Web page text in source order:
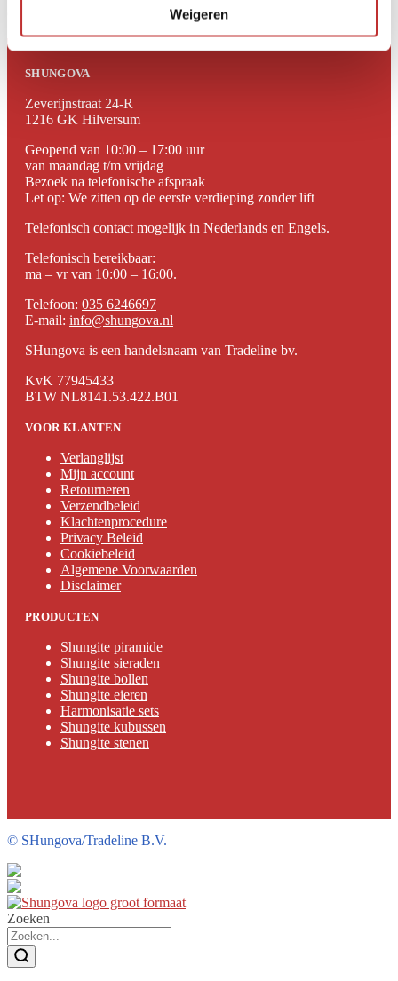
Weigeren
SHUNGOVA
Zeverijnstraat 24-R
1216 GK Hilversum
Geopend van 10:00 – 17:00 uur
van maandag t/m vrijdag
Bezoek na telefonische afspraak
Let op: We zitten op de eerste verdieping zonder lift
Telefonisch contact mogelijk in Nederlands en Engels.
Telefonisch bereikbaar:
ma – vr van 10:00 – 16:00.
Telefoon: 035 6246697
E-mail: info@shungova.nl
SHungova is een handelsnaam van Tradeline bv.
KvK 77945433
BTW NL8141.53.422.B01
VOOR KLANTEN
Verlanglijst
Mijn account
Retourneren
Verzendbeleid
Klachtenprocedure
Privacy Beleid
Cookiebeleid
Algemene Voorwaarden
Disclaimer
PRODUCTEN
Shungite piramide
Shungite sieraden
Shungite bollen
Shungite eieren
Harmonisatie sets
Shungite kubussen
Shungite stenen
© SHungova/Tradeline B.V.
Zoeken